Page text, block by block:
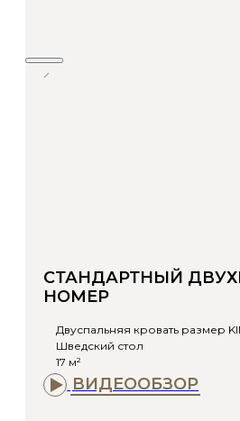
СТАНДАРТНЫЙ
НОМЕР
Двуспальняя кровать размер
Шведский стол
17 м²
ВИДЕООБЗОР